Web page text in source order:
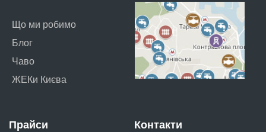
Що ми робимо
Блог
Чаво
ЖЕКи Києва
Прайси Контакти